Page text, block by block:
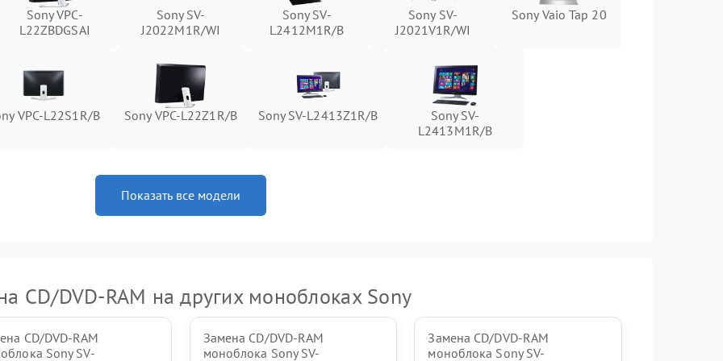
Неисправность тачпада (если есть) 60 мин 1 год 1500 ₽ Подробнее →
Поломка веб-камеры 60 мин 1 год 1000 ₽
Неисправность микрофона 60 мин 1 год 1000 ₽
Неисправность BIOS 60 мин
Sony VPC-
L22ZBDGSAI
Sony SV-
J2022M1R/WI
Sony SV-
L2412M1R/B
Sony SV-
J2021V1R/WI
Sony Vaio Tap 20
VPC-L22S1R/B Sony VPC-L22Z1R/B Sony SV-L2413Z1R/B
Sony SV-
L2413M1R/B
Показать все модели
CD/DVD-RAM на других моноблоках Sony
CD/DVD-RAM
Sony SV-
Замена CD/DVD-RAM
моноблока Sony SV-
Замена CD/DVD-RAM
моноблока Sony SV-